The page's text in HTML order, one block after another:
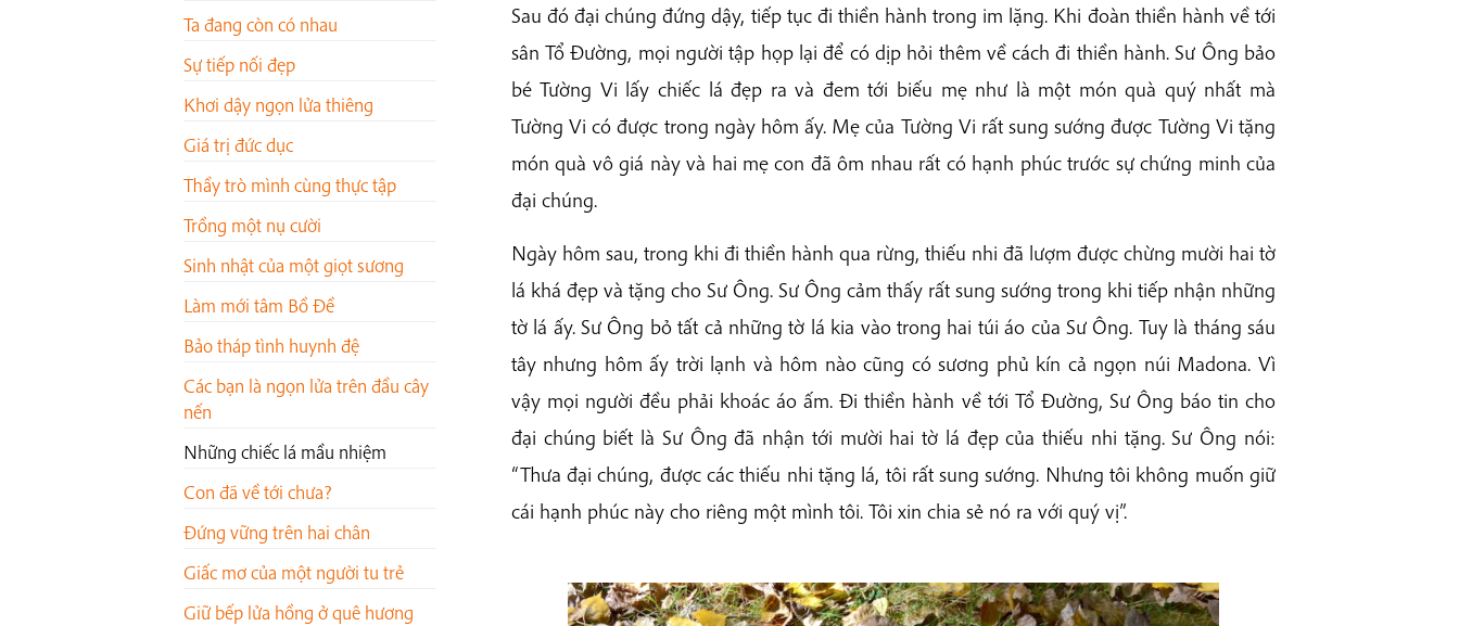
Ta đang còn có nhau
Sự tiếp nối đẹp
Khơi dậy ngọn lửa thiêng
Giá trị đức dục
Thầy trò mình cùng thực tập
Trồng một nụ cười
Sinh nhật của một giọt sương
Làm mới tâm Bồ Đề
Bảo tháp tình huynh đệ
Các bạn là ngọn lửa trên đầu cây
nến
Những chiếc lá mầu nhiệm
Con đã về tới chưa?
Đứng vững trên hai chân
Giấc mơ của một người tu trẻ
Giữ bếp lửa hồng ở quê hương
Sau đó đại chúng đứng dậy, tiếp tục đi thiền hành trong im lặng. Khi đoàn thiền hành về tới
sân Tổ Đường, mọi người tập họp lại để có dịp hỏi thêm về cách đi thiền hành. Sư Ông bảo
bé Tường Vi lấy chiếc lá đẹp ra và đem tới biếu mẹ như là một món quà quý nhất mà
Tường Vi có được trong ngày hôm ấy. Mẹ của Tường Vi rất sung sướng được Tường Vi tặng
món quà vô giá này và hai mẹ con đã ôm nhau rất có hạnh phúc trước sự chứng minh của
đại chúng.
Ngày hôm sau, trong khi đi thiền hành qua rừng, thiếu nhi đã lượm được chừng mười hai tờ
lá khá đẹp và tặng cho Sư Ông. Sư Ông cảm thấy rất sung sướng trong khi tiếp nhận những
tờ lá ấy. Sư Ông bỏ tất cả những tờ lá kia vào trong hai túi áo của Sư Ông. Tuy là tháng sáu
tây nhưng hôm ấy trời lạnh và hôm nào cũng có sương phủ kín cả ngọn núi Madona. Vì
vậy mọi người đều phải khoác áo ấm. Đi thiền hành về tới Tổ Đường, Sư Ông báo tin cho
đại chúng biết là Sư Ông đã nhận tới mười hai tờ lá đẹp của thiếu nhi tặng. Sư Ông nói:
“Thưa đại chúng, được các thiếu nhi tặng lá, tôi rất sung sướng. Nhưng tôi không muốn giữ
cái hạnh phúc này cho riêng một mình tôi. Tôi xin chia sẻ nó ra với quý vị”.